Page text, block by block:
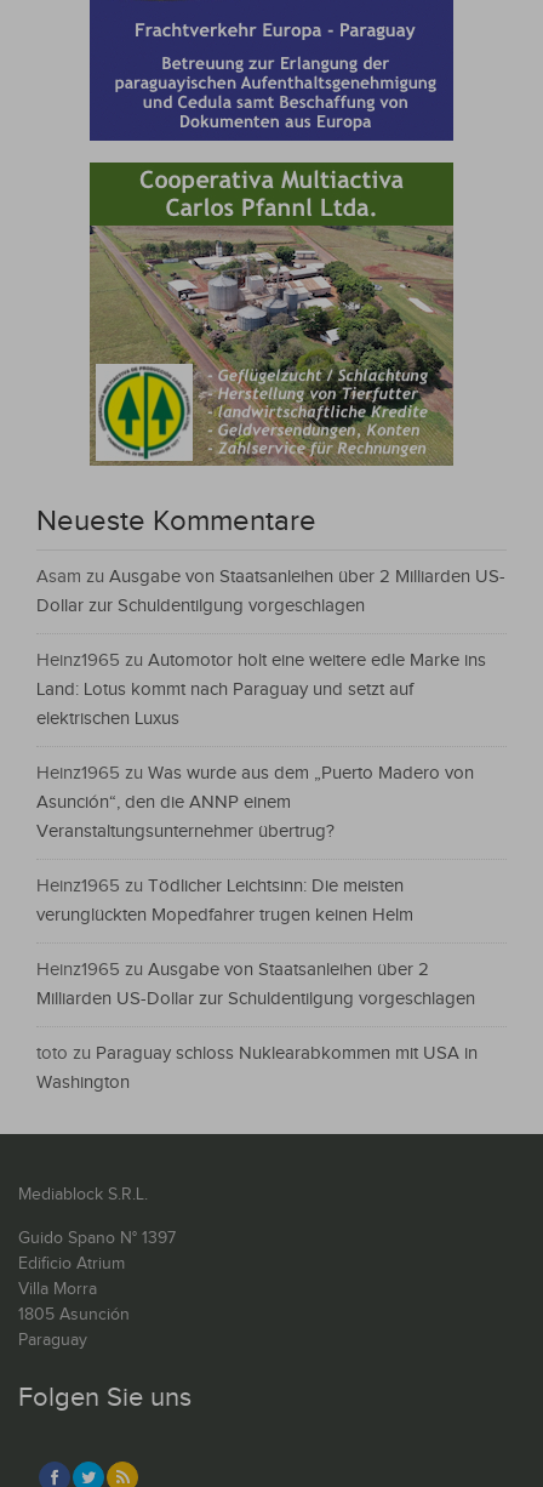
Neueste Kommentare
Asam zu Ausgabe von Staatsanleihen über 2 Milliarden US-
Dollar zur Schuldentilgung vorgeschlagen
Heinz1965 zu Automotor holt eine weitere edle Marke ins
Land: Lotus kommt nach Paraguay und setzt auf
elektrischen Luxus
Heinz1965 zu Was wurde aus dem „Puerto Madero von
Asunción“, den die ANNP einem
Veranstaltungsunternehmer übertrug?
Heinz1965 zu Tödlicher Leichtsinn: Die meisten
verunglückten Mopedfahrer trugen keinen Helm
Heinz1965 zu Ausgabe von Staatsanleihen über 2
Milliarden US-Dollar zur Schuldentilgung vorgeschlagen
toto zu Paraguay schloss Nuklearabkommen mit USA in
Washington
Mediablock S.R.L.
Guido Spano N° 1397
Edificio Atrium
Villa Morra
1805 Asunción
Paraguay
Folgen Sie uns